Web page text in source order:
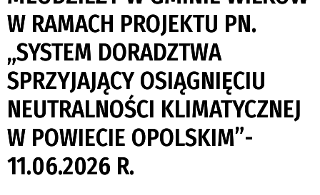
W RAMACH PROJEKTU PN.
„SYSTEM DORADZTWA
SPRZYJAJĄCY OSIĄGNIĘCIU
NEUTRALNOŚCI KLIMATYCZNEJ
W POWIECIE OPOLSKIM”-
11.06.2026 R.